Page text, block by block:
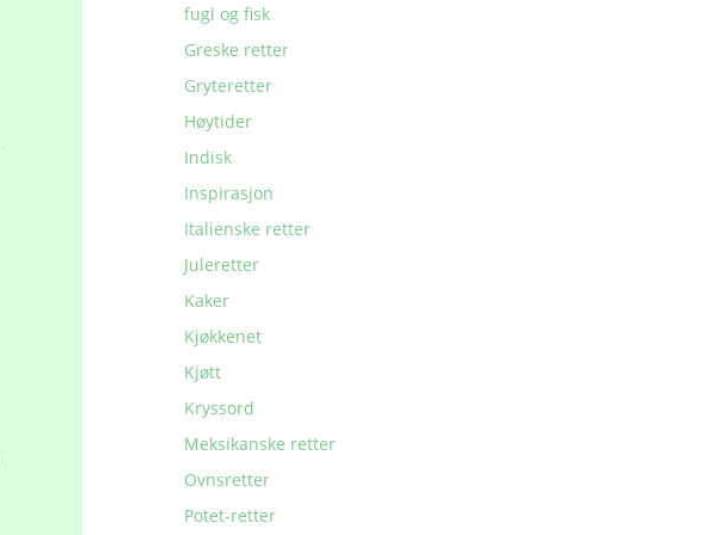
fugl og fisk
Greske retter
Gryteretter
Høytider
Indisk
Inspirasjon
Italienske retter
Juleretter
Kaker
Kjøkkenet
Kjøtt
Kryssord
Meksikanske retter
Ovnsretter
Potet-retter